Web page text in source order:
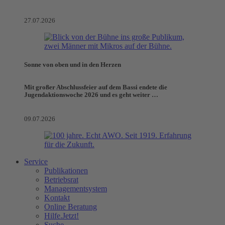
27.07.2026
Sonne von oben und in den Herzen
Mit großer Abschlussfeier auf dem Bassi endete die
Jugendaktionswoche 2026 und es geht weiter …
09.07.2026
Service
Publikationen
Betriebsrat
Managementsystem
Kontakt
Online Beratung
Hilfe.Jetzt!